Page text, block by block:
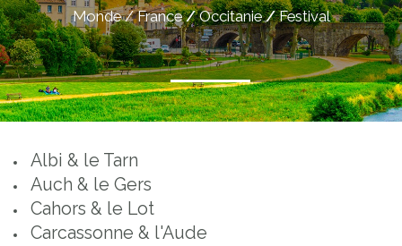
Monde/France/Occitanie/Festival
Albi & le Tarn
Auch & le Gers
Cahors & le Lot
Carcassonne & l'Aude